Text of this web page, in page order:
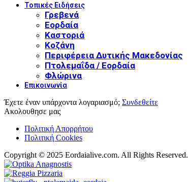
Τοπικές Ειδήσεις
Γρεβενά
Εορδαία
Καστοριά
Κοζάνη
Περιφέρεια Δυτικής Μακεδονίας
Πτολεμαΐδα / Εορδαία
Φλώρινα
Επικοινωνία
Έχετε έναν υπάρχοντα λογαριασμό; Συνδεθείτε
Ακολουθησε μας
Πολιτική Απορρήτου
Πολιτική Cookies
Copyright © 2025 Eordaialive.com. All Rights Reserved.